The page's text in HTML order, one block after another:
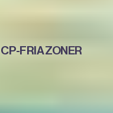
CP-FRIA ZONER